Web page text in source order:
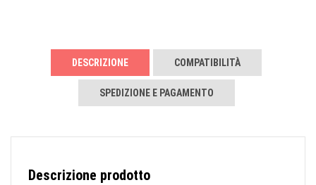
DESCRIZIONE COMPATIBILITÀ
SPEDIZIONE E PAGAMENTO
Descrizione prodotto